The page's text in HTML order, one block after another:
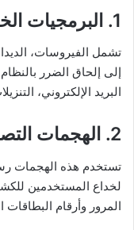
1. البرمجيات الخبيثة (Malware)
تشمل الفيروسات،
إلى إلحاق الضرر
البريد الإلكتروني،
2. الهجمات التصيدية (Phishing)
تستخدم هذه الهجمات
لخداع المستخدمين
المرور وأرقام البطاقات